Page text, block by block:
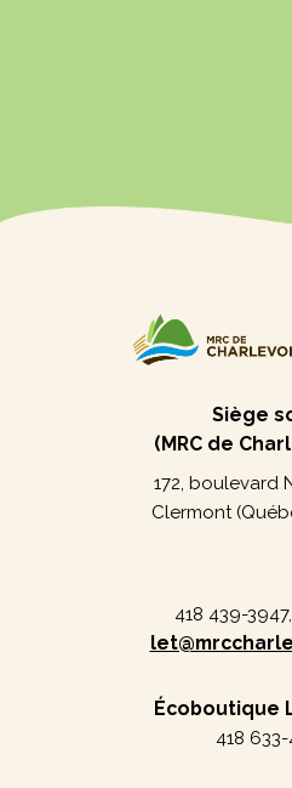
Siège
(MRC de
172, boulevard
Clermont
418 439-
Écoboutique
418 633-